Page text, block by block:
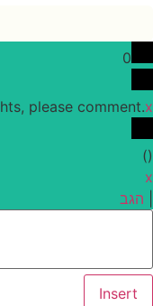
0
please comment.x
(
)
x
הגב
Insert